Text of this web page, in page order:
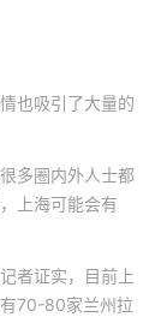
也吸引了大量的
多圈内外人士都
上海可能会有
者证实，目前上
70-80家兰州拉